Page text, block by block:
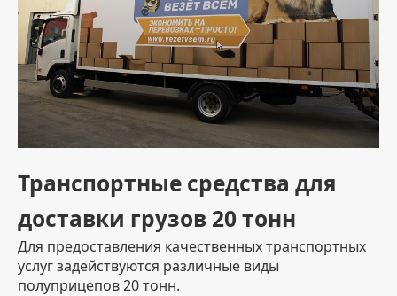
Транспортные средства для
доставки грузов 20 тонн
Для предоставления качественных транспортных
услуг задействуются различные виды
полуприцепов 20 тонн.